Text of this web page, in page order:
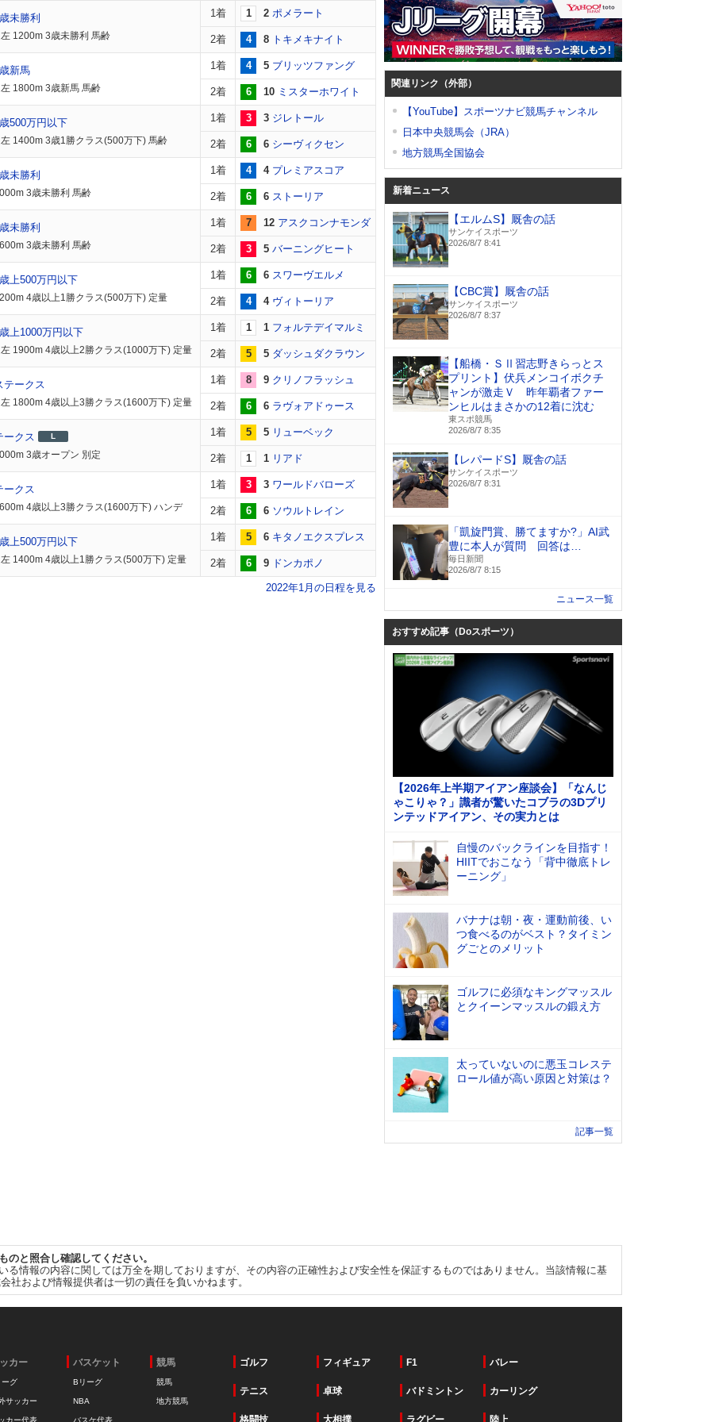
未勝利
1200m 3歳未勝利 馬齢
1着 1 2 ポメラート
2着 4 8 トキメキナイト
新馬
1800m 3歳新馬 馬齢
1着 4 5 ブリッツファング
2着 6 10 ミスターホワイト
500万円以下
1400m 3歳1勝クラス(500万下) 馬齢
1着 3 3 ジレトール
2着 6 6 シーヴィクセン
未勝利
3歳未勝利 馬齢
1着 4 4 プレミアスコア
2着 6 6 ストーリア
未勝利
3歳未勝利 馬齢
1着 7 12 アスクコンナモンダ
2着 3 5 バーニングヒート
上500万円以下
4歳以上1勝クラス(500万下) 定量
1着 6 6 スワーヴエルメ
2着 4 4 ヴィトーリア
上1000万円以下
1900m 4歳以上2勝クラス(1000万下) 定量
1着 1 1 フォルテデイマルミ
2着 5 5 ダッシュダクラウン
テークス
1800m 4歳以上3勝クラス(1600万下) 定量
1着 8 9 クリノフラッシュ
2着 6 6 ラヴォアドゥース
ークス L
3歳オープン 別定
1着 5 5 リューベック
2着 1 1 リアド
ークス
4歳以上3勝クラス(1600万下) ハンデ
1着 3 3 ワールドバローズ
2着 6 6 ソウルトレイン
上500万円以下
1400m 4歳以上1勝クラス(500万下) 定量
1着 5 6 キタノエクスプレス
2着 6 9 ドンカポノ
2022年1月の日程を見る
関連リンク（外部）
【YouTube】スポーツナビ競馬チャンネル
日本中央競馬会（JRA）
地方競馬全国協会
新着ニュース
【エルムS】厩舎の話
サンケイスポーツ
2026/8/7 8:41
【CBC賞】厩舎の話
サンケイスポーツ
2026/8/7 8:37
【船橋・ＳⅡ習志野きらっとス
プリント】伏兵メンコイボクチ
ャンが激走Ｖ 昨年覇者ファー
ンヒルはまさかの12着に沈む
東スポ競馬
2026/8/7 8:35
【レパードS】厩舎の話
サンケイスポーツ
2026/8/7 8:31
「凱旋門賞、勝てますか?」AI武
豊に本人が質問 回答は…
毎日新聞
2026/8/7 8:15
ニュース一覧
おすすめ記事（Doスポーツ）
【2026年上半期アイアン座談会】「なんじ
ゃこりゃ？」識者が驚いたコブラの3Dプリ
ンテッドアイアン、その実力とは
自慢のバックラインを目指す！
HIITでおこなう「背中徹底トレ
ーニング」
バナナは朝・夜・運動前後、い
つ食べるのがベスト？タイミン
グごとのメリット
ゴルフに必須なキングマッスル
とクイーンマッスルの鍛え方
太っていないのに悪玉コレステ
ロール値が高い原因と対策は？
記事一覧
のと照合し確認してください。
る情報の内容に関しては万全を期しておりますが、その内容の正確性および安全性を保証するものではありません。当該情報に基
社および情報提供者は一切の責任を負いかねます。
カー
ーグ
サッカー
カー代表
バスケット
Bリーグ
NBA
バスケ代表
競馬
競馬
地方競馬
ゴルフ フィギュア F1 バレー
テニス 卓球 バドミントン カーリング
格闘技 大相撲 ラグビー 陸上